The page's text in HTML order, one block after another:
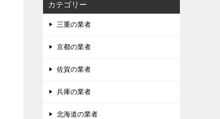
カテゴリー
三重の業者
京都の業者
佐賀の業者
兵庫の業者
北海道の業者